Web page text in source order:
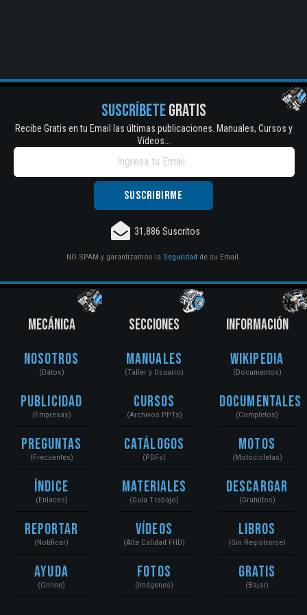
SUSCRÍBETEGRATIS
Recibe Gratis en tu Email las últimas publicaciones. Manuales, Cursos y
Vídeos...
31,886 Suscritos
NO SPAM y garantizamos la Seguridad de su Email.
MECÁNICA
Nosotros
(Datos)
Publicidad
(Empresas)
Preguntas
(Frecuentes)
Índice
(Enlaces)
Reportar
(Notificar)
Ayuda
(Online)
SECCIONES
Manuales
(Taller y Usuario)
Cursos
(Archivos PPTs)
Catálogos
(PDFs)
Materiales
(Guía Trabajo)
Vídeos
(Alta Calidad FHD)
Fotos
(Imágenes)
INFORMACIÓN
Wikipedia
(Documentos)
Documentales
(Completos)
Motos
(Motocicletas)
Descargar
(Gratuitos)
Libros
(Sin Registrarse)
Gratis
(Bajar)